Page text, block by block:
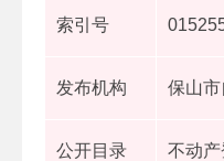
索引号
发布机构 保山
公开目录 不动产